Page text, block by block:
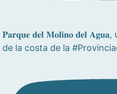
𝐏𝐚𝐫𝐪𝐮𝐞 𝐝𝐞𝐥 𝐌𝐨𝐥𝐢𝐧𝐨 𝐝𝐞𝐥
de la costa de la